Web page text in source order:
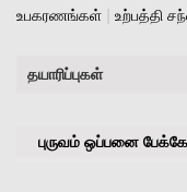
உபகரணங்கள்
உற்பத்தி
தயாரிப்புகள்
புருவம் ஒப்பனை